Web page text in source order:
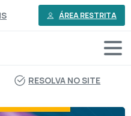
ÁREA RESTRITA
RESOLVA NO SITE